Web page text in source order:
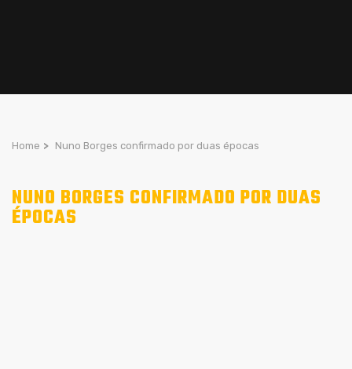
Home > Nuno Borges confirmado por duas épocas
NUNO BORGES CONFIRMADO POR DUAS
ÉPOCAS